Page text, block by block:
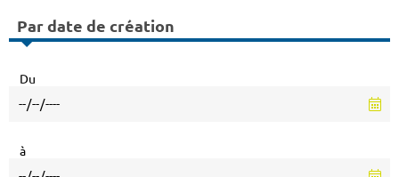
Par date de création
Du
à